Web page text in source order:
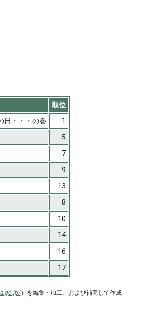
順位
日・・・の巻 1
5
7
9
13
8
10
14
16
17
）を編集・加工、および補完して作成